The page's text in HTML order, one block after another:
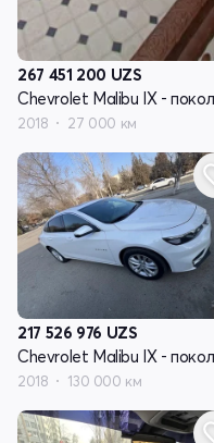
267 451 200 UZS
2018 27 000 км
217 526 976 UZS
2018 130 000 км